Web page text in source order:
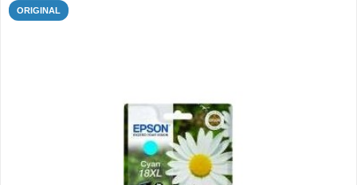
ORIGINAL